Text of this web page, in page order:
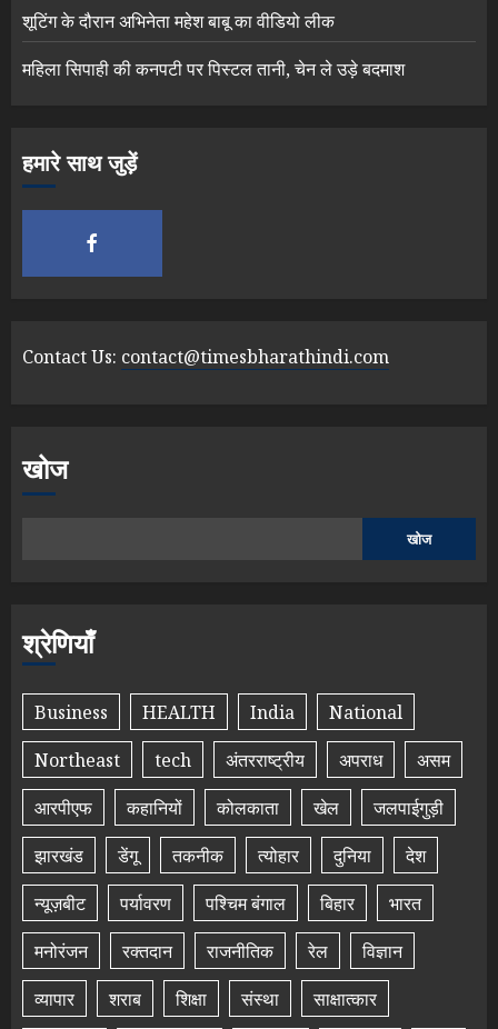
शूटिंग के दौरान अभिनेता महेश बाबू का वीडियो लीक
महिला सिपाही की कनपटी पर पिस्टल तानी, चेन ले उड़े बदमाश
हमारे साथ जुड़ें
Contact Us: contact@timesbharathindi.com
खोज
खोज
श्रेणियाँ
Business HEALTH India
National
Northeast
tech अंतरराष्ट्रीय अपराध
असम
आरपीएफ
कहानियों कोलकाता खेल
जलपाईगुड़ी
झारखंड
डेंगू तकनीक त्योहार दुनिया
देश
न्यूज़बीट
पर्यावरण पश्चिम बंगाल बिहार
भारत
मनोरंजन
रक्तदान राजनीतिक रेल
विज्ञान
व्यापार
शराब शिक्षा संस्था साक्षात्कार